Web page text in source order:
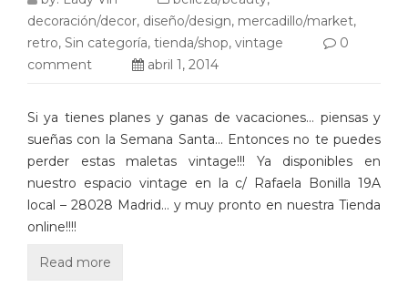
decoración/decor, diseño/design, mercadillo/market,
retro, Sin categoría, tienda/shop, vintage
0
comment
abril 1, 2014
Si ya tienes planes y ganas de vacaciones… piensas y
sueñas con la Semana Santa… Entonces no te puedes
perder estas maletas vintage!!! Ya disponibles en
nuestro espacio vintage en la c/ Rafaela Bonilla 19A
local – 28028 Madrid… y muy pronto en nuestra Tienda
online!!!!
Read more